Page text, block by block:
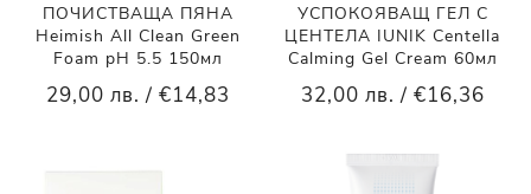
ПОЧИСТВАЩА ПЯНА
Heimish All Clean Green
Foam pH 5.5 150мл
29,00 лв. / €14,83
УСПОКОЯВАЩ ГЕЛ С
ЦЕНТЕЛА IUNIK Centella
Calming Gel Cream 60мл
32,00 лв. / €16,36